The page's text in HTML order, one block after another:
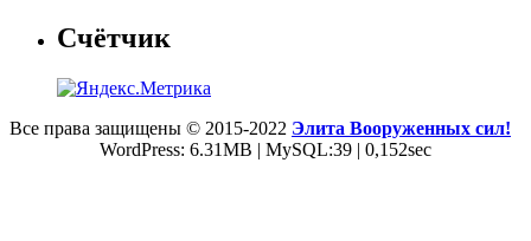
Счётчик
Все права защищены © 2015-2022 Элита Вооруженных сил!
WordPress: 6.31MB | MySQL:39 | 0,152sec